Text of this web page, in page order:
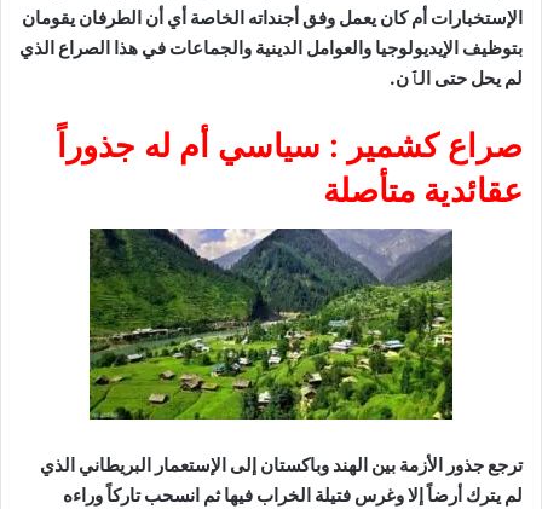
كان يعمل وفق أجنداته الخاصة أي أن الطرفان يقومان
والعوامل الدينية والجماعات في هذا الصراع الذي
: سياسي أم له جذوراً
بين الهند وباكستان إلى الإستعمار البريطاني الذي
وغرس فتيلة الخراب فيها ثم انسحب تاركاً وراءه